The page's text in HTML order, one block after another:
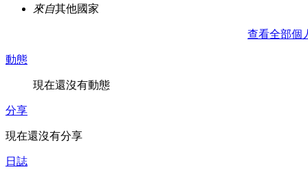
來自其他國家
查看全部個
動態
現在還沒有動態
分享
現在還沒有分享
日誌